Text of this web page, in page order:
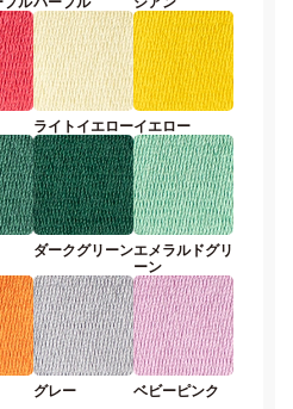
ライトイエローイエロー
ダークグリーンエメラルドグリ
ーン
グレー ベビーピンク